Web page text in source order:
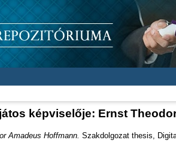
képviselője: Ernst
Amadeus Hoffmann. Szakdolgozat thesis,